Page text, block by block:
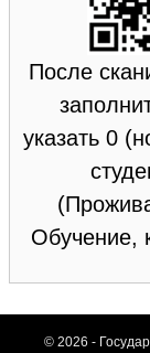
После
указать 0
Обучение,
© 2026 -